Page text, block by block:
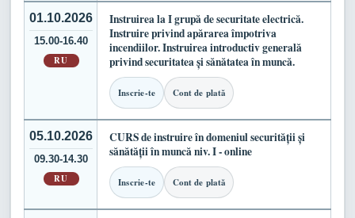
01.10.2026
15.00-16.40
RU
Instruirea la I grupă de securitate electrică.
Instruire privind apărarea împotriva
incendiilor. Instruirea introductiv generală
privind securitatea și sănătatea în muncă.
Inscrie-te Cont de plată
05.10.2026
09.30-14.30
RU
CURS de instruire în domeniul securității și
sănătății în muncă niv. I - online
Inscrie-te Cont de plată